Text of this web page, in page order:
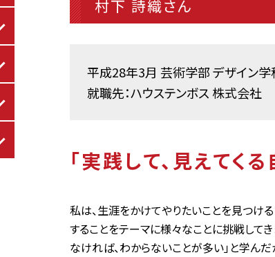
村下 詩織さん
平成28年3月 芸術学部 デザイン学
就職先：ハウステンボス 株式会社
「実践して、見えてく
私は、生涯をかけてやりたいことを見つける
することをテーマに様々なことに挑戦してき
なければ、わからないことが多い」と学んだ